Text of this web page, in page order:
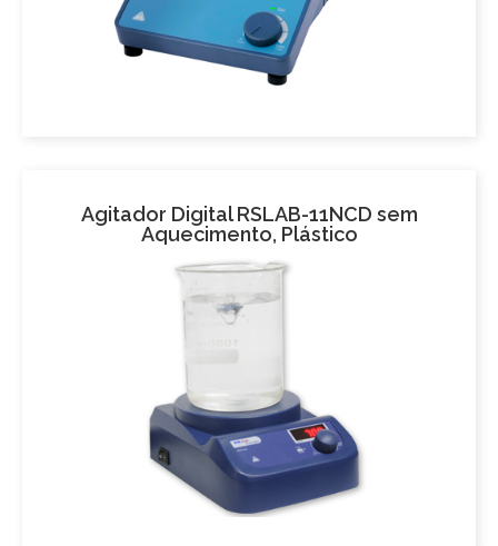
Agitador Digital RSLAB-11NCD sem
Aquecimento, Plástico